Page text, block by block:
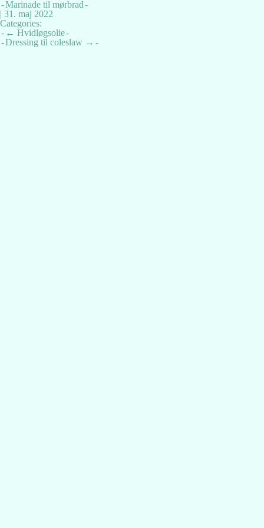
Marinade til mørbrad
| 31. maj 2022
Categories:
Indlægsnavigation
← Hvidløgsolie
Dressing til coleslaw →